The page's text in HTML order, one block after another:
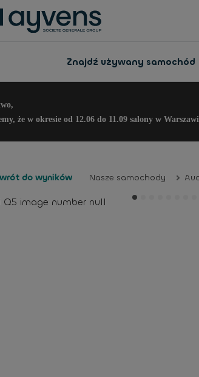
Znajdź używany samochód
że w okresie od 12.06 do 11.09 salony w
do wyników Nasze samochody